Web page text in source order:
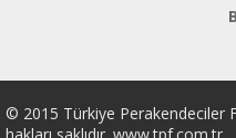
© 2015 Türkiye Perakendeciler